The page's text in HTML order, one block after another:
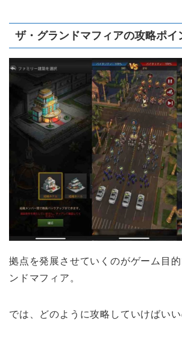
ザ・グランドマフィアの攻略ポイ
拠点を発展させていくのがゲーム目
ンドマフィア。
では、どのように攻略していけばいい